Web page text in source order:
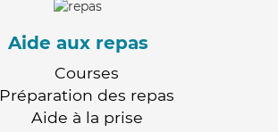
Aide aux repas
Courses
Préparation des repas
Aide à la prise